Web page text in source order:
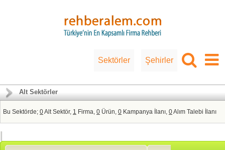
Sektörler Şehirler
Alt Sektörler
Bu Sektörde; 0Alt Sektör, 1 Firma, 0 Ürün, 0 Kampanya İlanı, 0Alım Talebi İlanı